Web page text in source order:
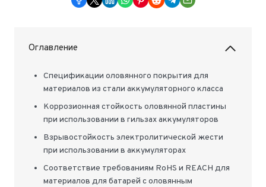
Оглавление
Спецификации оловянного покрытия для
материалов из стали аккумуляторного класса
Коррозионная стойкость оловянной пластины
при использовании в гильзах аккумуляторов
Взрывостойкость электролитической жести
при использовании в аккумуляторах
Соответствие требованиям RoHS и REACH для
материалов для батарей с оловянным